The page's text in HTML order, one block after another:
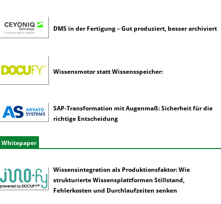
DMS in der Fertigung – Gut produziert, besser archiviert
Wissensmotor statt Wissensspeicher:
SAP-Transformation mit Augenmaß: Sicherheit für die
richtige Entscheidung
Whitepaper
Wissensintegration als Produktionsfaktor: Wie
strukturierte Wissensplattformen Stillstand,
Fehlerkosten und Durchlaufzeiten senken